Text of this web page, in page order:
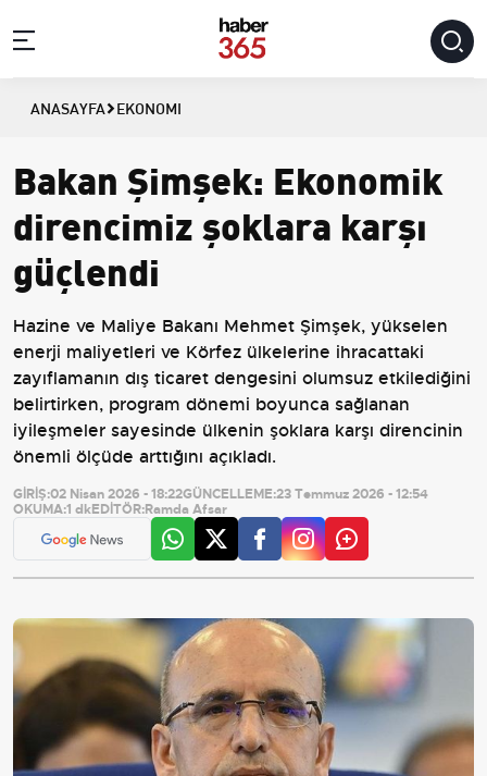
ANASAYFA EKONOMI
Bakan Şimşek: Ekonomik
direncimiz şoklara karşı
güçlendi
Hazine ve Maliye Bakanı Mehmet Şimşek, yükselen
enerji maliyetleri ve Körfez ülkelerine ihracattaki
zayıflamanın dış ticaret dengesini olumsuz etkilediğini
belirtirken, program dönemi boyunca sağlanan
iyileşmeler sayesinde ülkenin şoklara karşı direncinin
önemli ölçüde arttığını açıkladı.
GİRİŞ:02 Nisan 2026 - 18:22GÜNCELLEME:23 Temmuz 2026 - 12:54
OKUMA:1 dkEDİTÖR:Ramda Afsar